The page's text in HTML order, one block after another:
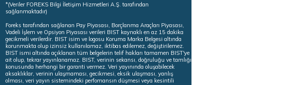
*(Veriler FOREKS Bilgi İletişim Hizmetleri A.Ş. tarafından
sağlanmaktadır)
Foreks tarafından sağlanan Pay Piyasası, Borçlanma Araçları Piyasası,
Vadeli İşlem ve Opsiyon Piyasası verileri BIST kaynaklı en az 15 dakika
gecikmeli verilerdir. BIST isim ve logosu Koruma Marka Belgesi altında
korunmakta olup izinsiz kullanılamaz, iktibas edilemez, değiştirilemez.
BIST ismi altında açıklanan tüm belgelerin telif hakları tamamen BIST'ye
ait olup, tekrar yayınlanamaz. BIST, verinin sekansı, doğruluğu ve tamlığı
konusunda herhangi bir garanti vermez. Veri yayınında oluşabilecek
aksaklıklar, verinin ulaşmaması, gecikmesi, eksik ulaşması, yanlış
olması, veri yayın sistemindeki perfomansın düşmesi veya kesintili